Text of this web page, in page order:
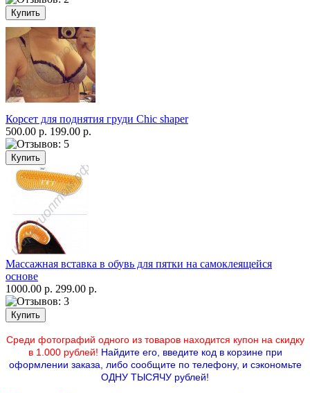
Корсет для поднятия груди Chic shaper
500.00 р. 199.00 р.
Массажная вставка в обувь для пятки на самоклеящейся
основе
1000.00 р. 299.00 р.
Среди фотографий одного из товаров находится купон на скидку
в 1.000 рублей! Найдите его, введите код в корзине при
оформлении заказа, либо сообщите по телефону, и сэкономьте
ОДНУ ТЫСЯЧУ рублей!